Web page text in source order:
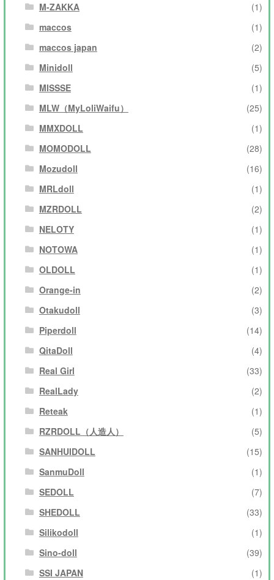
M-ZAKKA
(1)
maccos
(1)
maccos japan
(2)
Minidoll
(5)
MISSSE
(1)
MLW（MyLoliWaifu）
(25)
MMXDOLL
(1)
MOMODOLL
(28)
Mozudoll
(16)
MRLdoll
(1)
MZRDOLL
(2)
NELOTY
(1)
NOTOWA
(1)
OLDOLL
(1)
Orange-in
(2)
Otakudoll
(3)
Piperdoll
(14)
QitaDoll
(4)
Real Girl
(33)
RealLady
(2)
Reteak
(1)
RZRDOLL（人造人）
(5)
SANHUIDOLL
(15)
SanmuDoll
(1)
SEDOLL
(7)
SHEDOLL
(33)
Silikodoll
(1)
Sino-doll
(39)
SSI JAPAN
(1)